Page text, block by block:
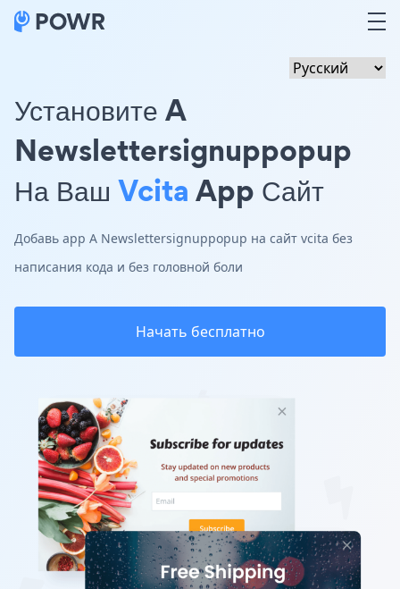
Установите A
Newslettersignuppopup
На Ваш VcitaApp Сайт
Добавь app A Newslettersignuppopup на сайт vcita без
написания кода и без головной боли
Начать бесплатно